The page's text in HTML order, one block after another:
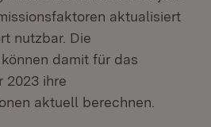
aktualisiert
nutzbar. Die
damit für das
2023 ihre
aktuell berechnen.